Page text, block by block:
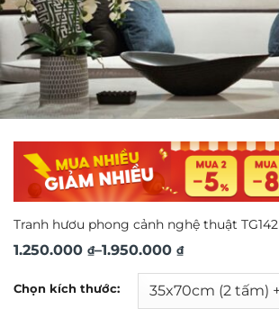
Tranh hươu phong cảnh nghệ thuật TG142
1.250.000 ₫–1.950.000 ₫
Khoảng
Chọn kích thước: